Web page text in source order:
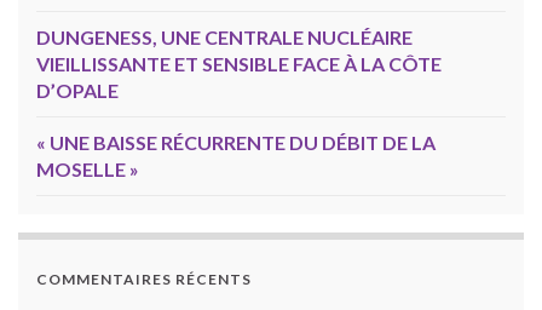
DUNGENESS, UNE CENTRALE NUCLÉAIRE
VIEILLISSANTE ET SENSIBLE FACE À LA CÔTE
D’OPALE
« UNE BAISSE RÉCURRENTE DU DÉBIT DE LA
MOSELLE »
COMMENTAIRES RÉCENTS